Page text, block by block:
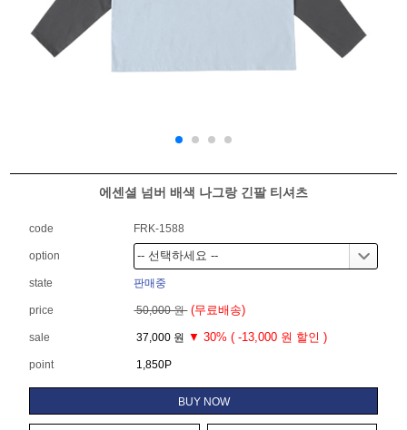
에센셜 넘버 배색 나그랑 긴팔 티셔츠
code FRK-1588
option
state 판매중
price 50,000 원 (무료배송)
sale 37,000 원 ▼ 30% ( -13,000 원 할인 )
point 1,850P
BUY NOW